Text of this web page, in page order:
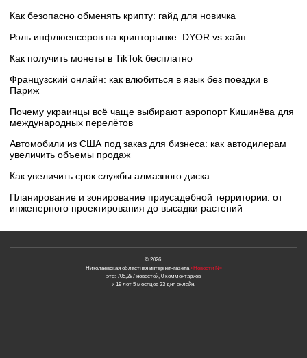
Как безопасно обменять крипту: гайд для новичка
Роль инфлюенсеров на крипторынке: DYOR vs хайп
Как получить монеты в TikTok бесплатно
Французский онлайн: как влюбиться в язык без поездки в
Париж
Почему украинцы всё чаще выбирают аэропорт Кишинёва для
международных перелётов
Автомобили из США под заказ для бизнеса: как автодилерам
увеличить объемы продаж
Как увеличить срок службы алмазного диска
Планирование и зонирование приусадебной территории: от
инженерного проектирования до высадки растений
© 2026.
Николаевская областная интернет-газета «Новости N»
это: 705,287 новостей, 0 комментариев
и 19 лет 5 месяцев 23 дня онлайн.